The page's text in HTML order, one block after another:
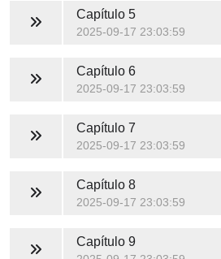
Capítulo 5
2025-09-17 23:03:59
Capítulo 6
2025-09-17 23:03:59
Capítulo 7
2025-09-17 23:03:59
Capítulo 8
2025-09-17 23:03:59
Capítulo 9